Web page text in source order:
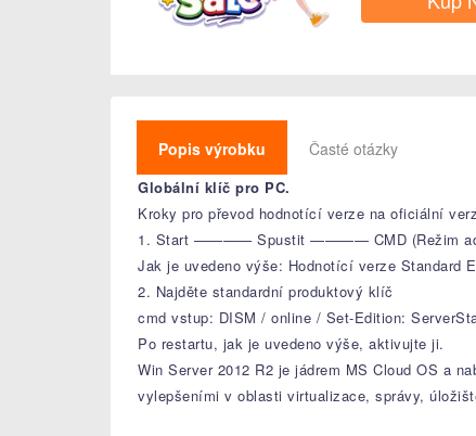
Popis výrobku Časté otázky
Globální klíč pro PC.
Kroky pro převod hodnotící verze na oficiální
1. Start ———— Spustit ———— CMD (Režim
Jak je uvedeno výše: Hodnotící verze Standard
2. Najděte standardní produktový klíč
cmd vstup: DISM / online / Set-Edition:
Po restartu, jak je uvedeno výše, aktivujte ji.
Win Server 2012 R2 je jádrem MS Cloud OS a
vylepšeními v oblasti virtualizace, správy,